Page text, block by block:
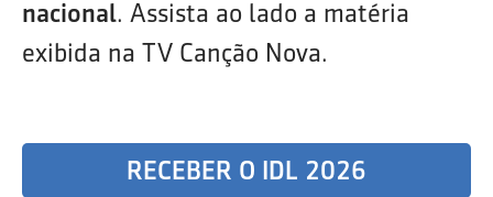
nacional. Assista ao lado a matéria
exibida na TV Canção Nova.
RECEBER O IDL 2026